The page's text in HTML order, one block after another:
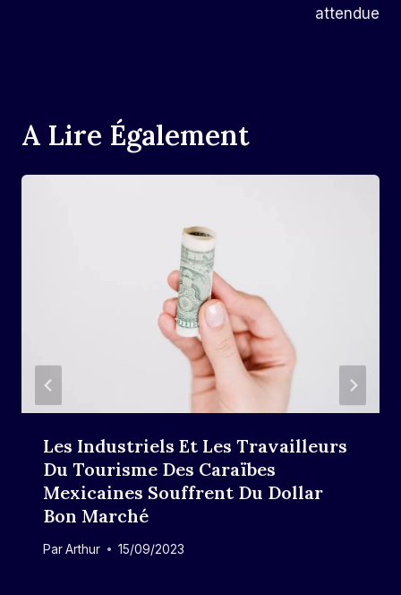
attendue
A Lire Également
Les Industriels Et Les Travailleurs
Du Tourisme Des Caraïbes
Mexicaines Souffrent Du Dollar
Bon Marché
ParArthur 15/09/2023